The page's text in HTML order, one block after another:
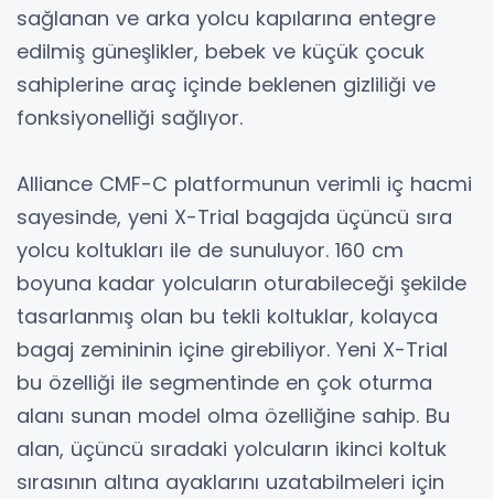
sağlanan ve arka yolcu kapılarına entegre
edilmiş güneşlikler, bebek ve küçük çocuk
sahiplerine araç içinde beklenen gizliliği ve
fonksiyonelliği sağlıyor.
Alliance CMF-C platformunun verimli iç hacmi
sayesinde, yeni X-Trial bagajda üçüncü sıra
yolcu koltukları ile de sunuluyor. 160 cm
boyuna kadar yolcuların oturabileceği şekilde
tasarlanmış olan bu tekli koltuklar, kolayca
bagaj zemininin içine girebiliyor. Yeni X-Trial
bu özelliği ile segmentinde en çok oturma
alanı sunan model olma özelliğine sahip. Bu
alan, üçüncü sıradaki yolcuların ikinci koltuk
sırasının altına ayaklarını uzatabilmeleri için